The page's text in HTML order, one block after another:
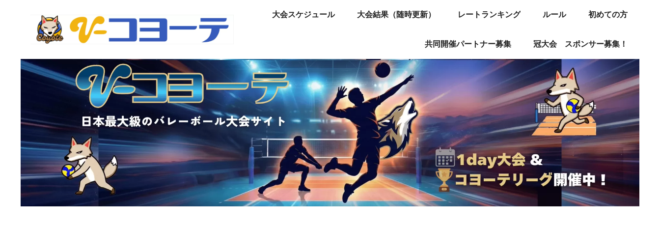
大会スケジュール 大会結果（随時更新） レートランキング ルール 初めての方
共同開催パートナー募集 冠大会 スポンサー募集！